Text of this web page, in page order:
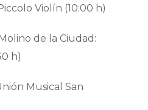
Violín (10:00 h)
de la Ciudad:
h)
Musical San